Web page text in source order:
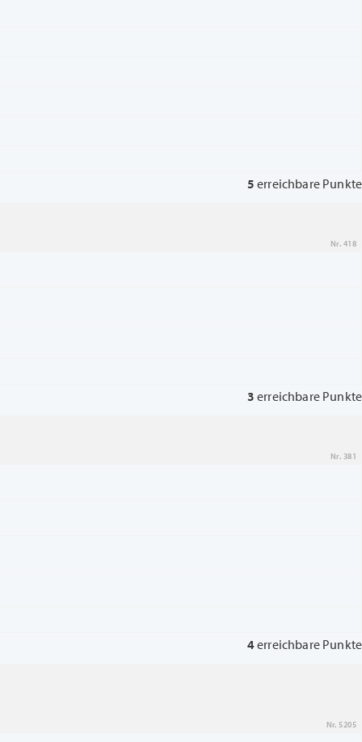
5 erreichbare Punkte
Nr. 418
3 erreichbare Punkte
Nr. 381
4erreichbare Punkte
Nr. 5205